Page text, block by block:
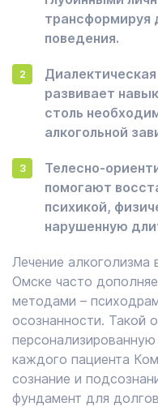
трансформируя
поведения.
развивает
столь
алкогольной
Телесно-
помогают
психикой,
нарушенную
Лечение алкоголизма
Омске часто
методами –
осознанности. Такой
каждого пациента
сознание и
фундамент для